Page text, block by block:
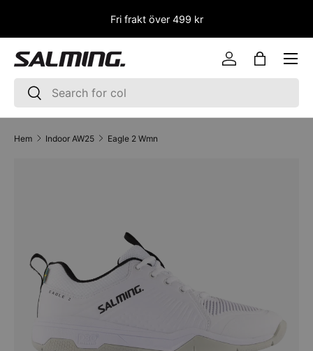
HOPPA TILL INNEHÅLLETFri frakt över 499 kr
SökSök
Logga inVäska
Hem Indoor AW25 Eagle 2 Wmn